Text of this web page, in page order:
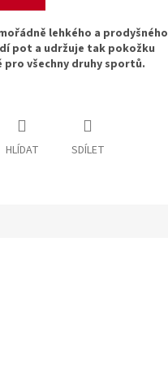
lehkého a prodyšného
pot a udržuje tak pokožku
všechny druhy sportů.
HLÍDAT SDÍLET